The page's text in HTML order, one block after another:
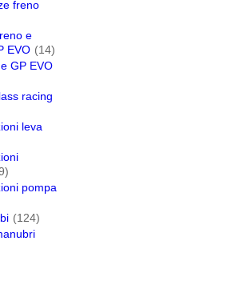
freno
e
EVO (14)
GP EVO
racing
leva
pompa
(124)